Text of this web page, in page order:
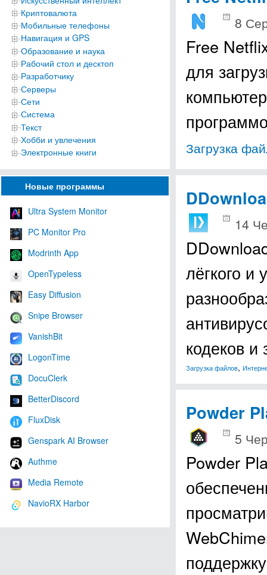
Криптовалюта
Мобильные телефоны
Навигация и GPS
Образование и наука
Рабочий стол и десктоп
Разработчику
Серверы
Сети
Система
Текст
Хобби и увлечения
Электронные книги
Новые программы
Ultra System Monitor
PC Monitor Pro
Modrinth App
OpenTypeless
Easy Diffusion
Snipe Browser
VanishBit
LogonTime
DocuClerk
BetterDiscord
FluxDisk
Genspark AI Browser
Authme
Media Remote
NavioRX Harbor
8
Free
для
Загрузка
14
лёгкого и
кодеков
Загрузка файлов,
Powder
5
Powder